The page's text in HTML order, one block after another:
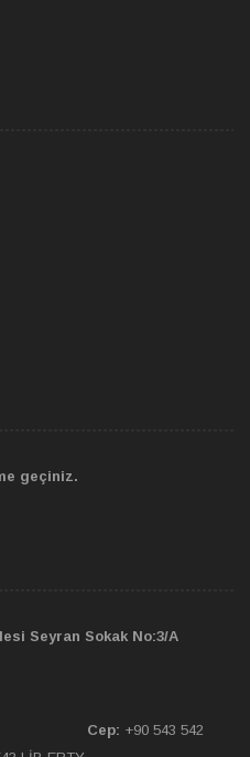
geçiniz.
Seyran Sokak No:3/A
28 66 Cep: +90 543 542